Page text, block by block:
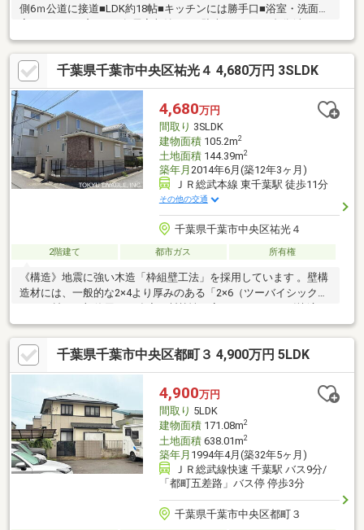
側6ｍ公道に接道■LDK約18帖■キッチンには勝手口■浴室・洗面
よる)
千葉県千葉市中央区祐光４ 4,680万円 3SLDK
4,680万円
間取り 3SLDK
建物面積105.2m2
土地面積144.39m2
築年月 2014年6月(築12年3ヶ月)
ＪＲ総武本線 東千葉駅 徒歩11分
その他の交通
千葉県千葉市中央区祐光４
2階建て 都市ガス 所有権
《構造》地震に強い木造「枠組壁工法」を採用しています 。壁構
造材には、一般的な2×4より厚みのある「2×6（ツーバイシック
室内環境》家中の温度を一定に保つ全館冷房システム「アネー
ロ」を搭載しています。窓には遮熱・断熱性に優れた「Low-E複
層ガラス」の樹脂複合サッシを採用しています。高性能グラスウ
ールにより、高い断熱性能を実現しています。《輸入住宅ならで
はのデザインと設備》タカラスタンダード製のハイグレードキッ
チンや、換気乾燥機付きの広々としたバスルームなど、設備仕様
も充実しています 。
千葉県千葉市中央区都町３ 4,900万円 5LDK
4,900万円
間取り 5LDK
建物面積171.08m2
土地面積638.01m2
築年月 1994年4月(築32年5ヶ月)
ＪＲ総武線快速 千葉駅 バス9分/
「都町五差路」バス停 停歩3分
千葉県千葉市中央区都町３